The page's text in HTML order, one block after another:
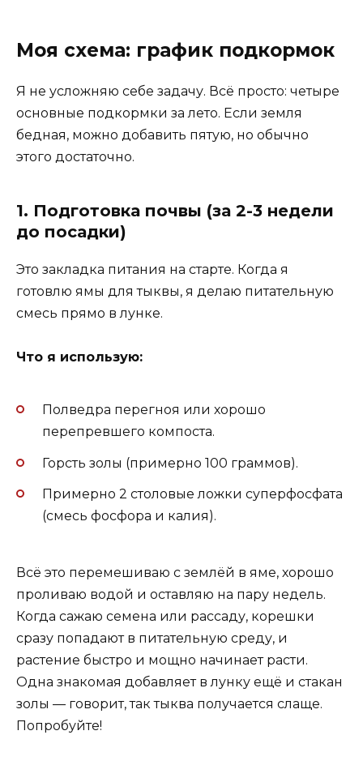
Моя схема: график подкормок
Я не усложняю себе задачу. Всё просто: четыре
основные подкормки за лето. Если земля
бедная, можно добавить пятую, но обычно
этого достаточно.
1. Подготовка почвы (за 2-3 недели
до посадки)
Это закладка питания на старте. Когда я
готовлю ямы для тыквы, я делаю питательную
смесь прямо в лунке.
Что я использую:
Полведра перегноя или хорошо
перепревшего компоста.
Горсть золы (примерно 100 граммов).
Примерно 2 столовые ложки суперфосфата
(смесь фосфора и калия).
Всё это перемешиваю с землёй в яме, хорошо
проливаю водой и оставляю на пару недель.
Когда сажаю семена или рассаду, корешки
сразу попадают в питательную среду, и
растение быстро и мощно начинает расти.
Одна знакомая добавляет в лунку ещё и стакан
золы — говорит, так тыква получается слаще.
Попробуйте!